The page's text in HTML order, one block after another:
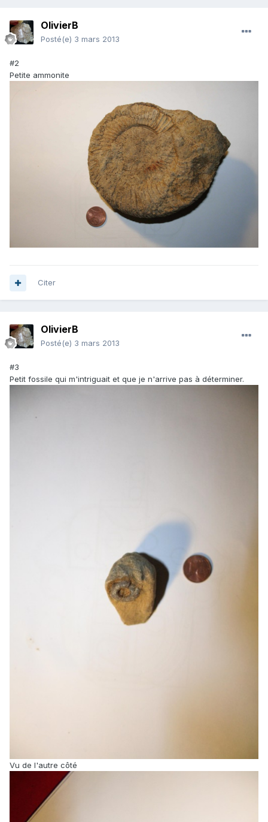
OlivierB
Posté(e) 3 mars 2013
#2
Petite ammonite
Citer
OlivierB
Posté(e) 3 mars 2013
#3
Petit fossile qui m'intriguait et que je n'arrive pas à déterminer.
Vu de l'autre côté